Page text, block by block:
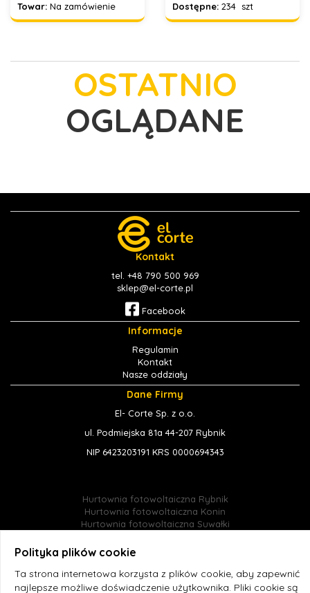
Towar: Na zamówienie
Dostępne: 234 szt
OSTATNIO
OGLĄDANE
Kontakt
tel. +48 790 500 969
sklep@el-corte.pl
Facebook
Informacje
Regulamin
Kontakt
Nasze oddziały
Dane Firmy
El- Corte Sp. z o.o.
ul. Podmiejska 81a 44-207 Rybnik
NIP 6423203191 KRS 0000694343
Hurtownia fotowoltaiczna Rybnik
Hurtownia fotowoltaiczna Konin
Hurtownia fotowoltaiczna Suwałki
Hurtownia fotowoltaiczna Śląsk
Hurtownia fotowoltaiczna online
Hurtownia fotowoltaiczna El-corte
Polityka plików cookie
Ta strona internetowa korzysta z plików cookie, aby zapewnić
najlepsze możliwe doświadczenie użytkownika. Pliki cookie są